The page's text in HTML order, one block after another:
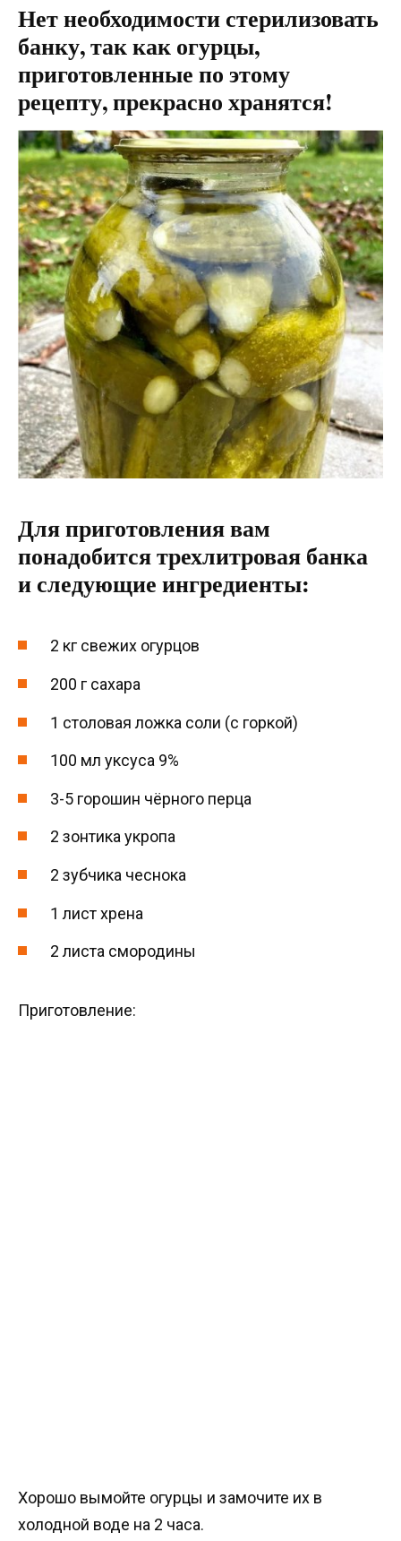
Нет необходимости стерилизовать
банку, так как огурцы,
приготовленные по этому
рецепту, прекрасно хранятся!
Для приготовления вам
понадобится трехлитровая банка
и следующие ингредиенты:
2 кг свежих огурцов
200 г сахара
1 столовая ложка соли (с горкой)
100 мл уксуса 9%
3-5 горошин чёрного перца
2 зонтика укропа
2 зубчика чеснока
1 лист хрена
2 листа смородины
Приготовление:
Хорошо вымойте огурцы и замочите их в
холодной воде на 2 часа.